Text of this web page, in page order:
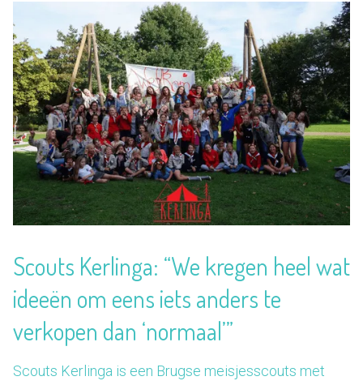
Scouts Kerlinga: “We kregen heel wat
ideeën om eens iets anders te
verkopen dan ‘normaal’”
Scouts Kerlinga is een Brugse meisjesscouts met